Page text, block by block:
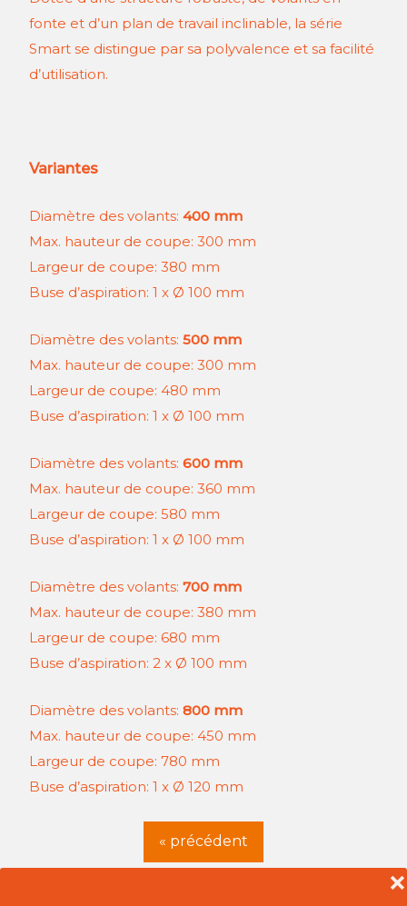
❌
fonte et d’un plan de travail inclinable, la série
Smart se distingue par sa polyvalence et sa facilité
d’utilisation.
Variantes
Diamètre des volants: 400 mm
Max. hauteur de coupe: 300 mm
Largeur de coupe: 380 mm
Buse d’aspiration: 1 x Ø 100 mm
Diamètre des volants: 500 mm
Max. hauteur de coupe: 300 mm
Largeur de coupe: 480 mm
Buse d’aspiration: 1 x Ø 100 mm
Diamètre des volants: 600 mm
Max. hauteur de coupe: 360 mm
Largeur de coupe: 580 mm
Buse d’aspiration: 1 x Ø 100 mm
Diamètre des volants: 700 mm
Max. hauteur de coupe: 380 mm
Largeur de coupe: 680 mm
Buse d’aspiration: 2 x Ø 100 mm
Diamètre des volants: 800 mm
Max. hauteur de coupe: 450 mm
Largeur de coupe: 780 mm
Buse d’aspiration: 1 x Ø 120 mm
« précédent